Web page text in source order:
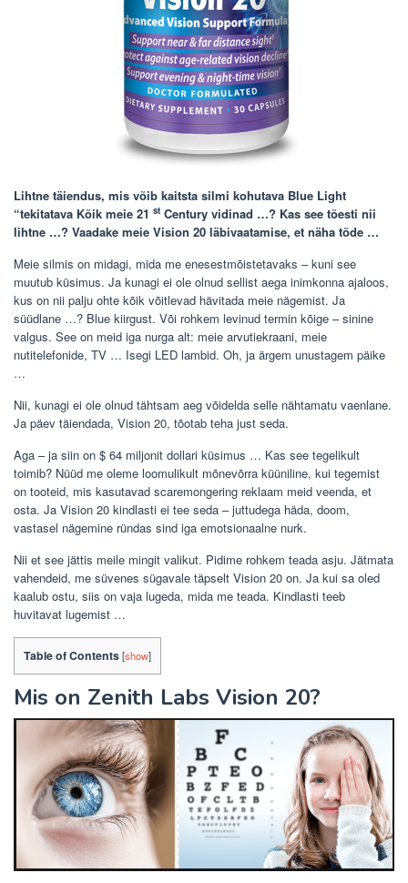
Lihtne täiendus, mis võib kaitsta silmi kohutava Blue Light
“tekitatava Kõik meie 21 st Century vidinad …? Kas see tõesti nii
lihtne …? Vaadake meie Vision 20 läbivaatamise, et näha tõde …
Meie silmis on midagi, mida me enesestmõistetavaks – kuni see
muutub küsimus. Ja kunagi ei ole olnud sellist aega inimkonna ajaloos,
kus on nii palju ohte kõik võitlevad hävitada meie nägemist. Ja
süüdlane …? Blue kiirgust. Või rohkem levinud termin kõige – sinine
valgus. See on meid iga nurga alt: meie arvutiekraani, meie
nutitelefonide, TV … Isegi LED lambid. Oh, ja ärgem unustagem päike
…
Nii, kunagi ei ole olnud tähtsam aeg võidelda selle nähtamatu vaenlane.
Ja päev täiendada, Vision 20, tõotab teha just seda.
Aga – ja siin on $ 64 miljonit dollari küsimus … Kas see tegelikult
toimib? Nüüd me oleme loomulikult mõnevõrra küüniline, kui tegemist
on tooteid, mis kasutavad scaremongering reklaam meid veenda, et
osta. Ja Vision 20 kindlasti ei tee seda – juttudega häda, doom,
vastasel nägemine ründas sind iga emotsionaalne nurk.
Nii et see jättis meile mingit valikut. Pidime rohkem teada asju. Jätmata
vahendeid, me süvenes sügavale täpselt Vision 20 on. Ja kui sa oled
kaalub ostu, siis on vaja lugeda, mida me teada. Kindlasti teeb
huvitavat lugemist …
Table of Contents[show]
Mis on Zenith Labs Vision 20?